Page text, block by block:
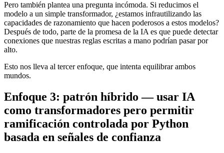
Pero también plantea una pregunta incómoda. Si reducimos el
modelo a un simple transformador, ¿estamos infrautilizando las
capacidades de razonamiento que hacen poderosos a estos modelos?
Después de todo, parte de la promesa de la IA es que puede detectar
conexiones que nuestras reglas escritas a mano podrían pasar por
alto.
Esto nos lleva al tercer enfoque, que intenta equilibrar ambos
mundos.
Enfoque 3: patrón híbrido — usar IA
como transformadores pero permitir
ramificación controlada por Python
basada en señales de confianza